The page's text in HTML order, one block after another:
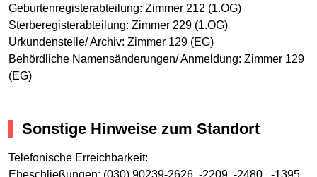
Geburtenregisterabteilung: Zimmer 212 (1.OG)
Sterberegisterabteilung: Zimmer 229 (1.OG)
Urkundenstelle/ Archiv: Zimmer 129 (EG)
Behördliche Namensänderungen/ Anmeldung: Zimmer 129
(EG)
Sonstige Hinweise zum Standort
Telefonische Erreichbarkeit: